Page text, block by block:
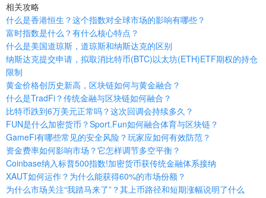
相关攻略
什么是香港恒生？这个指数对全球市场的影响有哪些？
富时指数是什么？有什么核心特点？
什么是美国道琼斯，道琼斯和纳斯达克的区别
纳斯达克提交申请，拟取消比特币(BTC)以太坊(ETH)ETF期权的持仓
限制
黄金价格创历史新高，区块链如何与黄金融合？
什么是TradFi？传统金融与区块链如何融合？
比特币跌到6万美元正常吗？这次回调会持续多久？
FUN是什么加密货币？Sport.Fun如何融合体育与区块链？
GameFi有哪些常见的安全风险？玩家应如何有效防范？
资金费率如何影响市场？它怎样调节多空平衡？
Coinbase纳入标普500指数!加密货币获传统金融体系接纳
XAUT如何运作？为什么能获得60%的市场份额？
为什么市场关注“我踏马来了”？其上币路径和短期涨幅说明了什么